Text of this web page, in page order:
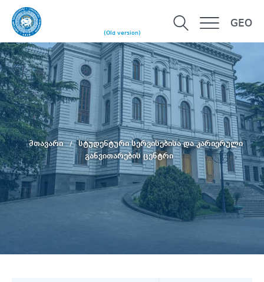
(Old version)
GEO
მთავარი
სტუდენტური სერვისებისა და კარიერული
განვითარების ცენტრი